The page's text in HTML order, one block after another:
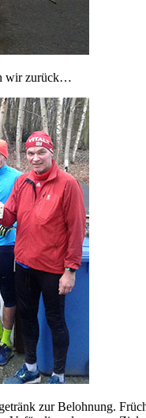
wir zurück…
zur Belohnung.